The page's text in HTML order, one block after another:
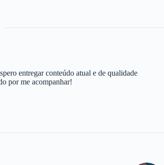
entregar conteúdo atual e de qualidade
por me acompanhar!